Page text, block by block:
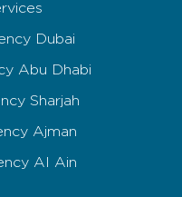
Dubai
Abu Dhabi
Sharjah
Ajman
Al Ain